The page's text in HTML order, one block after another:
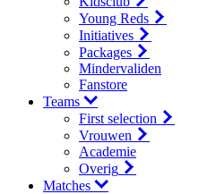
Young Reds
Initiatives
Packages
Mindervaliden
Fanstore
Teams
First selection
Vrouwen
Academie
Overig
Matches